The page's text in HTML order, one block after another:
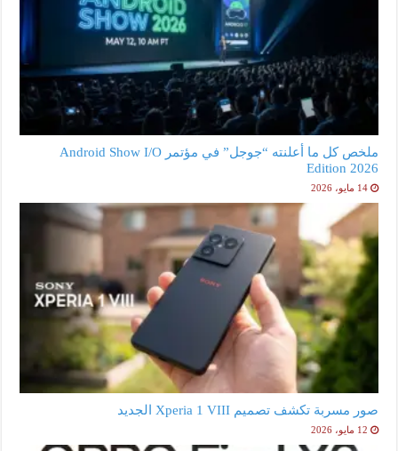
ملخص كل ما أعلنته “جوجل” في مؤتمر Android Show I/O
Edition 2026
14 مايو، 2026
صور مسربة تكشف تصميم Xperia 1 VIII الجديد
12 مايو، 2026